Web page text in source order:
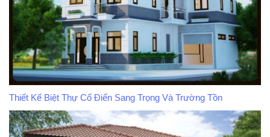
Thiết Kế Biệt Thự Cổ Điển Sang Trọng Và Trường Tồn